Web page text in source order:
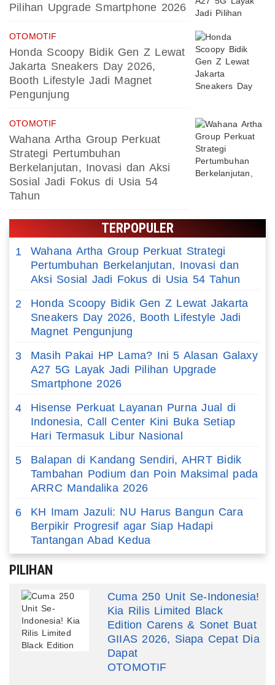
Pilihan Upgrade Smartphone 2026
OTOMOTIF
Honda Scoopy Bidik Gen Z Lewat
Jakarta Sneakers Day 2026,
Booth Lifestyle Jadi Magnet
Pengunjung
OTOMOTIF
Wahana Artha Group Perkuat
Strategi Pertumbuhan
Berkelanjutan, Inovasi dan Aksi
Sosial Jadi Fokus di Usia 54
Tahun
TERPOPULER
1
Wahana Artha Group Perkuat Strategi
Pertumbuhan Berkelanjutan, Inovasi dan
Aksi Sosial Jadi Fokus di Usia 54 Tahun
2
Honda Scoopy Bidik Gen Z Lewat Jakarta
Sneakers Day 2026, Booth Lifestyle Jadi
Magnet Pengunjung
3
Masih Pakai HP Lama? Ini 5 Alasan Galaxy
A27 5G Layak Jadi Pilihan Upgrade
Smartphone 2026
4
Hisense Perkuat Layanan Purna Jual di
Indonesia, Call Center Kini Buka Setiap
Hari Termasuk Libur Nasional
5
Balapan di Kandang Sendiri, AHRT Bidik
Tambahan Podium dan Poin Maksimal pada
ARRC Mandalika 2026
6
KH Imam Jazuli: NU Harus Bangun Cara
Berpikir Progresif agar Siap Hadapi
Tantangan Abad Kedua
PILIHAN
Cuma 250 Unit Se-Indonesia!
Kia Rilis Limited Black
Edition Carens & Sonet Buat
GIIAS 2026, Siapa Cepat Dia
Dapat
OTOMOTIF